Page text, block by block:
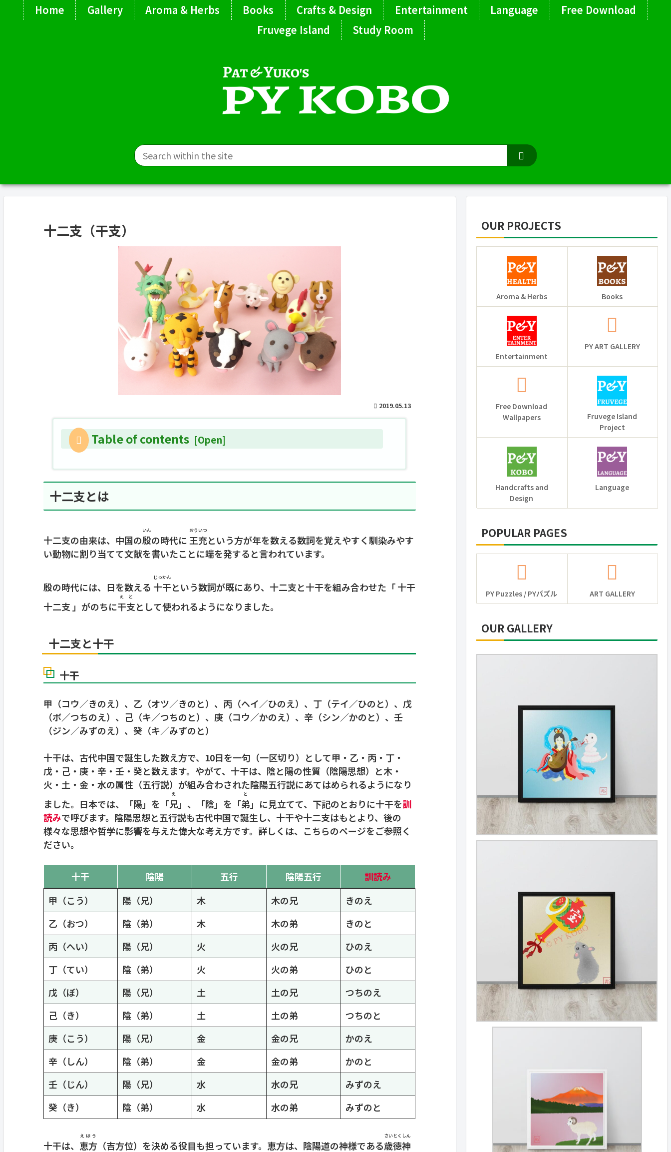
Home Gallery Aroma & Herbs Books Crafts & Design Entertainment Language
Free Download
Fruvege Island
Study Room
十二支（干支）
2019.05.13
Table of contents
十二支とは
十二支の由来は、中国の殷
いん
の時代に 王充
おういつ
という方が年を数える数詞を覚えやすく馴染みやす
い動物に割り当てて文献を書いたことに端を発すると言われています。
殷の時代には、日を数える 十干
じっかん
という数詞が既にあり、十二支と十干を組み合わせた「 十干
十二支 」がのちに干支
えと
として使われるようになりました。
十二支と十干
十干
甲（コウ／きのえ）、乙（オツ／きのと）、丙（ヘイ／ひのえ）、丁（テイ／ひのと）、戊
（ボ／つちのえ）、己（キ／つちのと）、庚（コウ／かのえ）、辛（シン／かのと）、壬
（ジン／みずのえ）、癸（キ／みずのと）
十干は、古代中国で誕生した数え方で、10日を一句（一区切り）として甲・乙・丙・丁・
戊・己・庚・辛・壬・癸と数えます。やがて、十干は、陰と陽の性質（陰陽思想）と木・
火・土・金・水の属性（五行説）が組み合わされた陰陽五行説にあてはめられるようになり
ました。日本では、「陽」を「兄
え
」、「陰」を「弟
と
」に見立てて、下記のとおりに十干を訓
読みで呼びます。陰陽思想と五行説も古代中国で誕生し、十干や十二支はもとより、後の
様々な思想や哲学に影響を与えた偉大な考え方です。詳しくは、こちらのページをご参照く
ださい。
十干 陰陽 五行 陰陽五行
訓読み
甲（こう）
陽（兄） 木 木の兄
きのえ
乙（おつ）
陰（弟） 木 木の弟
きのと
丙（へい）
陽（兄） 火 火の兄
ひのえ
丁（てい）
陰（弟） 火 火の弟
ひのと
戊（ぼ）
陽（兄） 土 土の兄
つちのえ
己（き）
陰（弟） 土 土の弟
つちのと
庚（こう）
陽（兄） 金 金の兄
かのえ
辛（しん）
陰（弟） 金 金の弟
かのと
壬（じん）
陽（兄） 水 水の兄
みずのえ
癸（き）
陰（弟） 水 水の弟 みずのと
十干は、 恵方
えほう
（吉方位）を決める役目も担っています。恵方は、陰陽道の神様である歳徳神
さいとくしん
OUR PROJECTS
Aroma & Herbs Books
Entertainment
PY ART GALLERY
Free Download
Wallpapers
Fruvege Island
Project
Handcrafts and
Design
Language
POPULAR PAGES
PY Puzzles / PYパズル ART GALLERY
OUR GALLERY